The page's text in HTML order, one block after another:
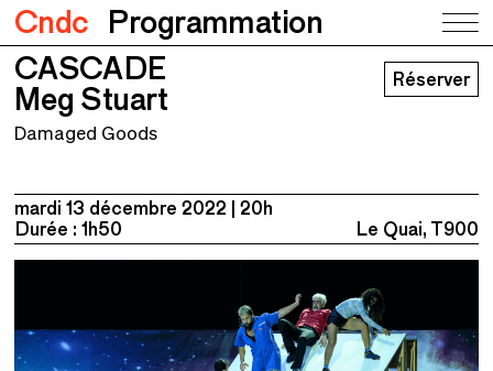
Cndc Programmation
CASCADE
Meg Stuart
CASCADE
Meg Stuart
Réserver
Damaged Goods
mardi 13 décembre 2022
20h
Durée : 1h50
Le Quai, T900